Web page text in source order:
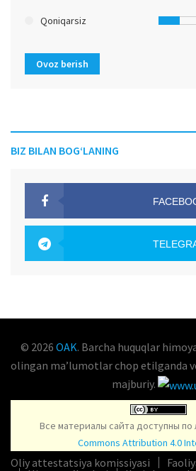
Qoniqarsiz
Ovoz berish
BIZ BILAN BOG‘LANING
© 2026 OAK. Barcha huquqlar
olingan maʼlumotlar chop etilganda
majburiy.
Все материалы сайта доступны по
Commons Attribution 4.0
Oliy attestatsiya komissiyasi